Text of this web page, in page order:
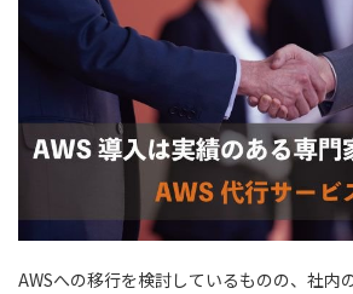
AWSへの移行を検討しているものの、社内